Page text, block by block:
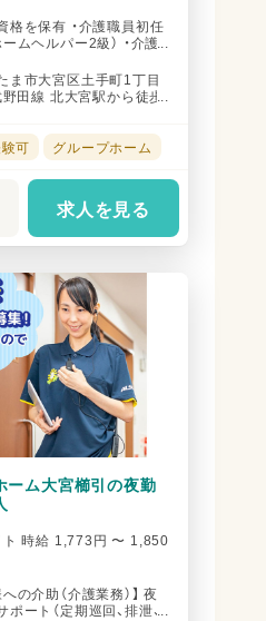
格を保有 ・介護職員初任
ムヘルパー2級） ・介護
ま市大宮区土手町1丁目
田線 北大宮駅から徒歩
可 グループホーム
求人を見る
ーム大宮櫛引の夜勤
ト 時給 1,773円 〜 1,850
の介助（介護業務）】 夜
ート（定期巡回、排泄、